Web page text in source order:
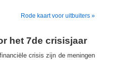
Rode kaart voor uitbuiters »
het 7de crisisjaar
crisis zijn de meningen